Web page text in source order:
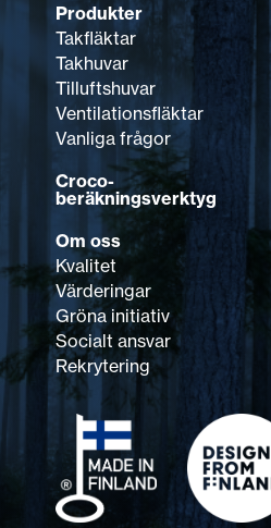
Produkter
Takfläktar
Takhuvar
Tilluftshuvar
Ventilationsfläktar
Vanliga frågor
Croco-
beräkningsverktyg
Om oss
Kvalitet
Värderingar
Gröna initiativ
Socialt ansvar
Rekrytering